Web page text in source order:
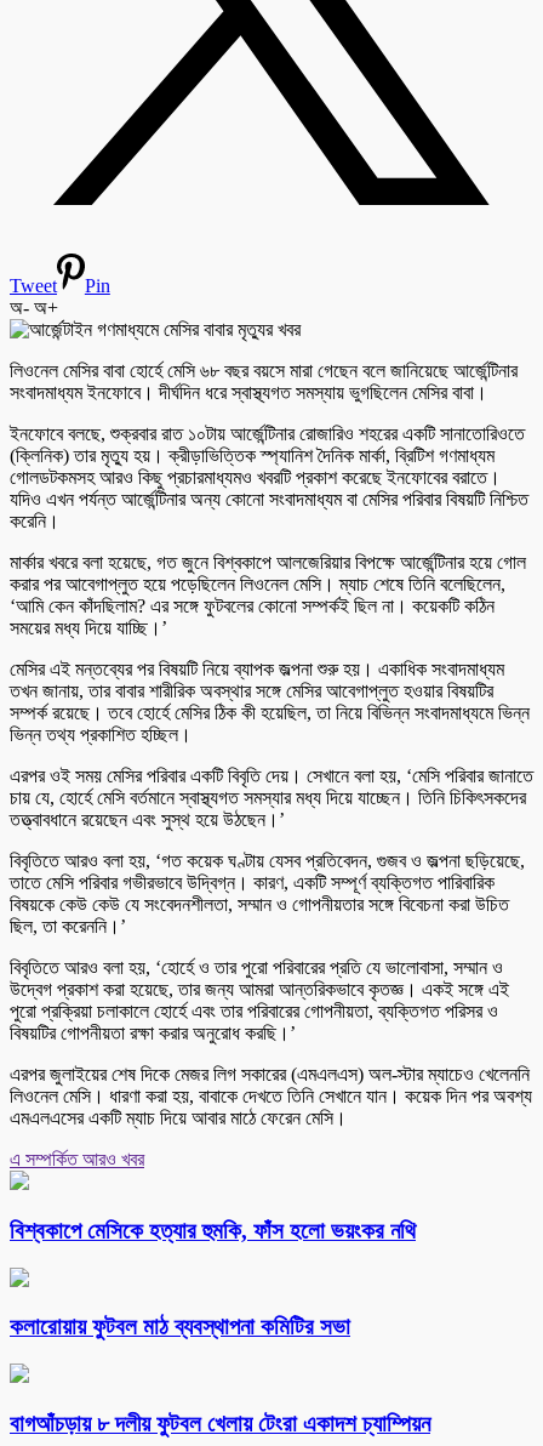
Tweet
Pin
অ- অ+
লিওনেল মেসির বাবা হোর্হে মেসি ৬৮ বছর বয়সে মারা গেছেন বলে জানিয়েছে আর্জেন্টিনার
সংবাদমাধ্যম ইনফোবে। দীর্ঘদিন ধরে স্বাস্থ্যগত সমস্যায় ভুগছিলেন মেসির বাবা।
ইনফোবে বলছে, শুক্রবার রাত ১০টায় আর্জেন্টিনার রোজারিও শহরের একটি সানাতোরিওতে
(ক্লিনিক) তার মৃত্যু হয়। ক্রীড়াভিত্তিক স্প্যানিশ দৈনিক মার্কা, ব্রিটিশ গণমাধ্যম
গোলডটকমসহ আরও কিছু প্রচারমাধ্যমও খবরটি প্রকাশ করেছে ইনফোবের বরাতে।
যদিও এখন পর্যন্ত আর্জেন্টিনার অন্য কোনো সংবাদমাধ্যম বা মেসির পরিবার বিষয়টি নিশ্চিত
করেনি।
মার্কার খবরে বলা হয়েছে, গত জুনে বিশ্বকাপে আলজেরিয়ার বিপক্ষে আর্জেন্টিনার হয়ে গোল
করার পর আবেগাপ্লুত হয়ে পড়েছিলেন লিওনেল মেসি। ম্যাচ শেষে তিনি বলেছিলেন,
‘আমি কেন কাঁদছিলাম? এর সঙ্গে ফুটবলের কোনো সম্পর্কই ছিল না। কয়েকটি কঠিন
সময়ের মধ্য দিয়ে যাচ্ছি।’
মেসির এই মন্তব্যের পর বিষয়টি নিয়ে ব্যাপক জল্পনা শুরু হয়। একাধিক সংবাদমাধ্যম
তখন জানায়, তার বাবার শারীরিক অবস্থার সঙ্গে মেসির আবেগাপ্লুত হওয়ার বিষয়টির
সম্পর্ক রয়েছে। তবে হোর্হে মেসির ঠিক কী হয়েছিল, তা নিয়ে বিভিন্ন সংবাদমাধ্যমে ভিন্ন
ভিন্ন তথ্য প্রকাশিত হচ্ছিল।
এরপর ওই সময় মেসির পরিবার একটি বিবৃতি দেয়। সেখানে বলা হয়, ‘মেসি পরিবার জানাতে
চায় যে, হোর্হে মেসি বর্তমানে স্বাস্থ্যগত সমস্যার মধ্য দিয়ে যাচ্ছেন। তিনি চিকিৎসকদের
তত্ত্বাবধানে রয়েছেন এবং সুস্থ হয়ে উঠছেন।’
বিবৃতিতে আরও বলা হয়, ‘গত কয়েক ঘণ্টায় যেসব প্রতিবেদন, গুজব ও জল্পনা ছড়িয়েছে,
তাতে মেসি পরিবার গভীরভাবে উদ্বিগ্ন। কারণ, একটি সম্পূর্ণ ব্যক্তিগত পারিবারিক
বিষয়কে কেউ কেউ যে সংবেদনশীলতা, সম্মান ও গোপনীয়তার সঙ্গে বিবেচনা করা উচিত
ছিল, তা করেননি।’
বিবৃতিতে আরও বলা হয়, ‘হোর্হে ও তার পুরো পরিবারের প্রতি যে ভালোবাসা, সম্মান ও
উদ্বেগ প্রকাশ করা হয়েছে, তার জন্য আমরা আন্তরিকভাবে কৃতজ্ঞ। একই সঙ্গে এই
পুরো প্রক্রিয়া চলাকালে হোর্হে এবং তার পরিবারের গোপনীয়তা, ব্যক্তিগত পরিসর ও
বিষয়টির গোপনীয়তা রক্ষা করার অনুরোধ করছি।’
এরপর জুলাইয়ের শেষ দিকে মেজর লিগ সকারের (এমএলএস) অল-স্টার ম্যাচেও খেলেননি
লিওনেল মেসি। ধারণা করা হয়, বাবাকে দেখতে তিনি সেখানে যান। কয়েক দিন পর অবশ্য
এমএলএসের একটি ম্যাচ দিয়ে আবার মাঠে ফেরেন মেসি।
এ সম্পর্কিত আরও খবর
বিশ্বকাপে মেসিকে হত্যার হুমকি, ফাঁস হলো ভয়ংকর নথি
কলারোয়ায় ফুটবল মাঠ ব্যবস্থাপনা কমিটির সভা
বাগআঁচড়ায় ৮ দলীয় ফুটবল খেলায় টেংরা একাদশ চ্যাম্পিয়ন